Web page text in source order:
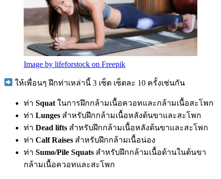
Image by lifeforstock on Freepik
ให้เพื่อนๆ ฝึกท่าเหล่านี้ 3 เซ็ต เซ็ตละ 10 ครั้งเช่นกัน
ท่า Squat ในการฝึกกล้ามเนื้อควอทและกล้ามเนื้อสะโพก
ท่า Lunges สำหรับฝึกกล้ามเนื้อหลังต้นขาและสะโพก
ท่า Dead lifts สำหรับฝึกกล้ามเนื้อหลังต้นขาและสะโพก
ท่า Calf Raises สำหรับฝึกกล้ามเนื้อน่อง
ท่า Sumo/Pile Squats สำหรับฝึกกล้ามเนื้อด้านในต้นขา
กล้ามเนื้อควอทและสะโพก